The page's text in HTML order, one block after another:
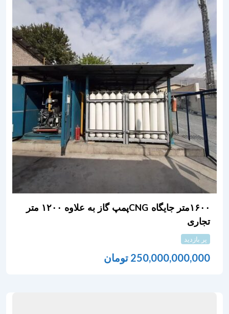
۱۶۰۰متر جایگاه CNGپمپ گاز به علاوه ۱۲۰۰ متر
تجاری
پر بازدید
250,000,000,000 تومان